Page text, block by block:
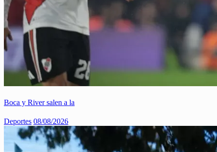
Boca y River salen a la
Deportes 08/08/2026